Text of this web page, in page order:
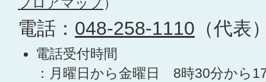
フロアマップ）
電話： 048-258-1110 （代表
電話受付時間
：月曜日から金曜日 8時30分から